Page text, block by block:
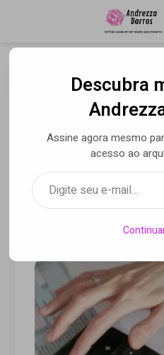
gestão de
da alta
Por Ícaro
Descubra
Assine agora mesmo
acesso ao
Digite seu e-mail…